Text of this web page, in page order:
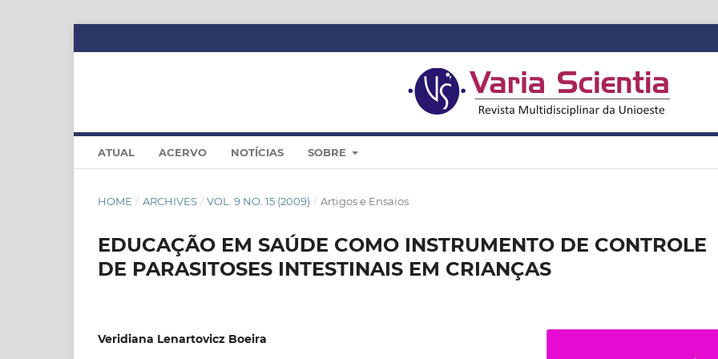
ATUAL ACERVO NOTÍCIAS SOBRE
HOME / ARCHIVES / VOL. 9 NO. 15 (2009) / Artigos e Ensaios
EDUCAÇÃO EM SAÚDE COMO INSTRUMENTO DE CONTROLE
DE PARASITOSES INTESTINAIS EM CRIANÇAS
Veridiana Lenartovicz Boeira